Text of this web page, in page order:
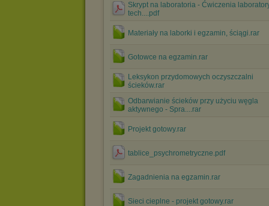
Skrypt na laboratoria - Ćwiczenia
tech....pdf
Materiały na laborki i egzamin, ściągi.rar
Gotowce na egzamin.rar
Leksykon przydomowych oczyszczalni
ścieków.rar
Odbarwianie ścieków przy użyciu węgla
aktywnego - Spra....rar
Projekt gotowy.rar
tablice_psychrometryczne.pdf
Zagadnienia na egzamin.rar
Sieci cieplne - projekt gotowy.rar